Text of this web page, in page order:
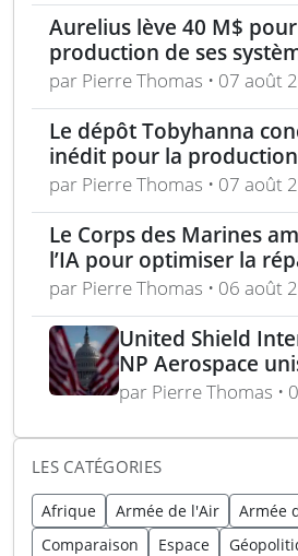
Aurelius lève 40 M$
production de ses
drones
par Pierre Thomas • 07 août
Le dépôt Tobyhanna
inédit pour la
composants de sUAS
par Pierre Thomas • 07 août
Le Corps des Marines
l’IA pour optimiser la
équipements
par Pierre Thomas • 06 août
United Shield
NP Aerospace
forces pour
aux équipes
déminage
par Pierre Thomas •
LES CATÉGORIES
Afrique Armée de l'Air
Armée
Comparaison
Espace